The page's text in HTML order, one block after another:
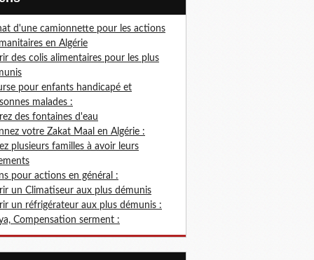
d'une camionnette pour les actions
en Algérie
des colis alimentaires pour les plus
pour enfants handicapé et
malades :
des fontaines d'eau
votre Zakat Maal en Algérie :
plusieurs familles à avoir leurs
pour actions en général :
un Climatiseur aux plus démunis
un réfrigérateur aux plus démunis :
Compensation serment :